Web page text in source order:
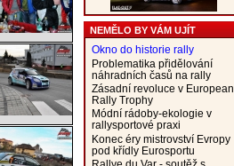
NEMĚLO BY VÁM UJÍT
Okno do historie rally
Problematika přidělování
náhradních časů na rally
Zásadní revoluce v European
Rally Trophy
Módní rádoby-ekologie v
rallysportové praxi
Konec éry mistrovství Evropy
pod křídly Eurosportu
Rallye du Var - soutěž s